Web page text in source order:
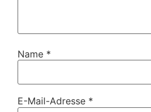
Name *
E-Mail-Adresse *